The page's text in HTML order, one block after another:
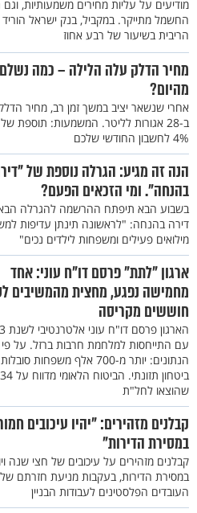
מודיעים על עליות מחירים משמעותיות,
החשמל מתייקר. במקביל, בנק ישראל
הריבית בשיעור של רבע אחוז
מחיר הדלק עלה הלילה – כמה
מהיום?
אחרי שנשאר יציב במשך זמן רב, מחיר
ב-28 אגורות לליטר. המשמעות: תוספת
4% לחשבון החודשי שלכם
הנה זה מגיע: הגרלה נוספת של
בהנחה". ומי הזכאים הפעם?
בשבוע הבא תיפתח ההרשמה להגרלה
דירה בהנחה: "לראשונה תינתן עדיפות
מילואים פעילים ומשפחות לילדים נכים"
ארגון "לתת" פרסם דו"ח עוני: אחד
מחמישה נפגע, מחצית מהמשיבים
חוששים מקריסה
עם התייחסות למלחמת חרבות ברזל. על פי
הנתונים: יותר מ-700 אלף משפחות
שהוצאו לחל"ת
קבלנים מזהירים: "יהיו עיכובים
במסירת הדירות"
קבלנים מזהירים על עיכובים של חצי שנה
במסירת הדירות, בעקבות מניעת חזרתם של
העובדים הפלסטינים לעבודות הבניין